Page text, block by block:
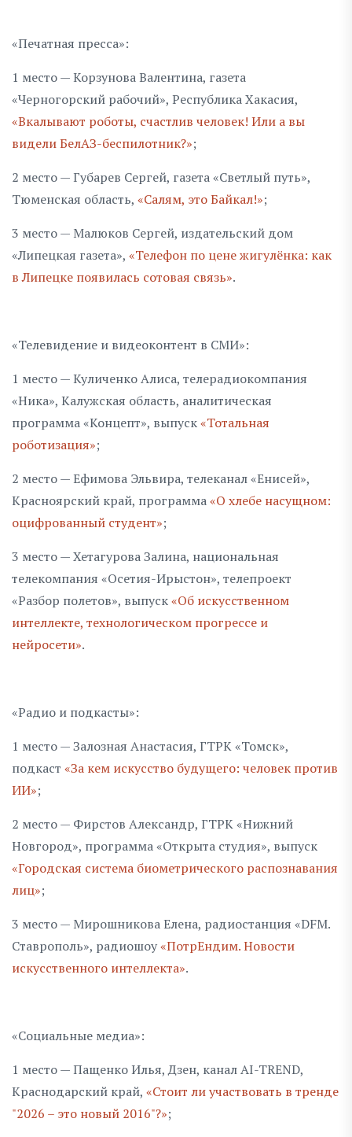
«Печатная пресса»:
1 место — Корзунова Валентина, газета
«Черногорский рабочий», Республика Хакасия,
«Вкалывают роботы, счастлив человек! Или а вы
видели БелАЗ-беспилотник?»;
2 место — Губарев Сергей, газета «Светлый путь»,
Тюменская область, «Салям, это Байкал!»;
3 место — Малюков Сергей, издательский дом
«Липецкая газета», «Телефон по цене жигулёнка: как
в Липецке появилась сотовая связь».
«Телевидение и видеоконтент в СМИ»:
1 место — Куличенко Алиса, телерадиокомпания
«Ника», Калужская область, аналитическая
программа «Концепт», выпуск«Тотальная
роботизация»;
2 место — Ефимова Эльвира, телеканал «Енисей»,
Красноярский край, программа«О хлебе насущном:
оцифрованный студент»;
3 место — Хетагурова Залина, национальная
телекомпания «Осетия-Ирыстон», телепроект
«Разбор полетов», выпуск«Об искусственном
интеллекте, технологическом прогрессе и
нейросети».
«Радио и подкасты»:
1 место — Залозная Анастасия, ГТРК «Томск»,
подкаст «За кем искусство будущего: человек против
ИИ»;
2 место — Фирстов Александр, ГТРК «Нижний
Новгород», программа «Открыта студия», выпуск
«Городская система биометрического распознавания
лиц»;
3 место — Мирошникова Елена, радиостанция «DFM.
Ставрополь», радиошоу«ПотрЕндим. Новости
искусственного интеллекта».
«Социальные медиа»:
1 место — Пащенко Илья, Дзен, канал AI-TREND,
Краснодарский край, «Стоит ли участвовать в тренде
"2026 – это новый 2016"?»;